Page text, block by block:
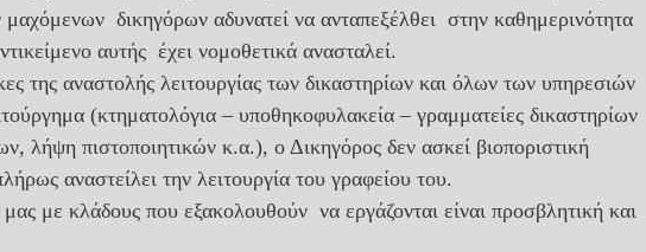
δικηγόρων αδυνατεί να ανταπεξέλθει  στην καθημερινότητα
αυτής  έχει νομοθετικά ανασταλεί.
της αναστολής λειτουργίας των δικαστηρίων και όλων των υπηρεσιών
(κτηματολόγια – υποθηκοφυλακεία – γραμματείες δικαστηρίων
λήψη πιστοποιητικών κ.α.), ο Δικηγόρος δεν ασκεί βιοποριστική
αναστείλει την λειτουργία του γραφείου του.